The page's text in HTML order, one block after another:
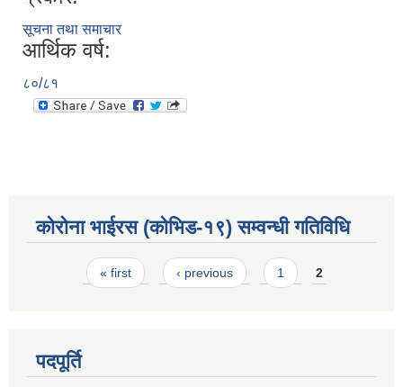
सूचना तथा समाचार
आर्थिक वर्ष:
८०/८१
कोरोना भाईरस (कोभिड-१९) सम्वन्धी गतिविधि
Pages« first ‹ previous 1 2
पदपूर्ति